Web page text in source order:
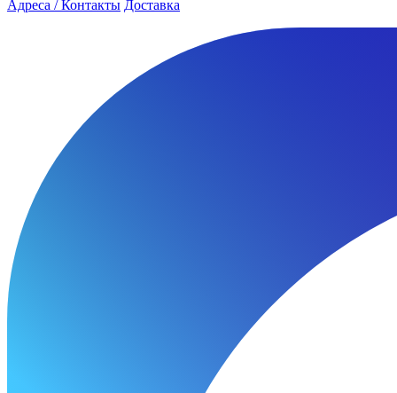
Адреса / Контакты Доставка